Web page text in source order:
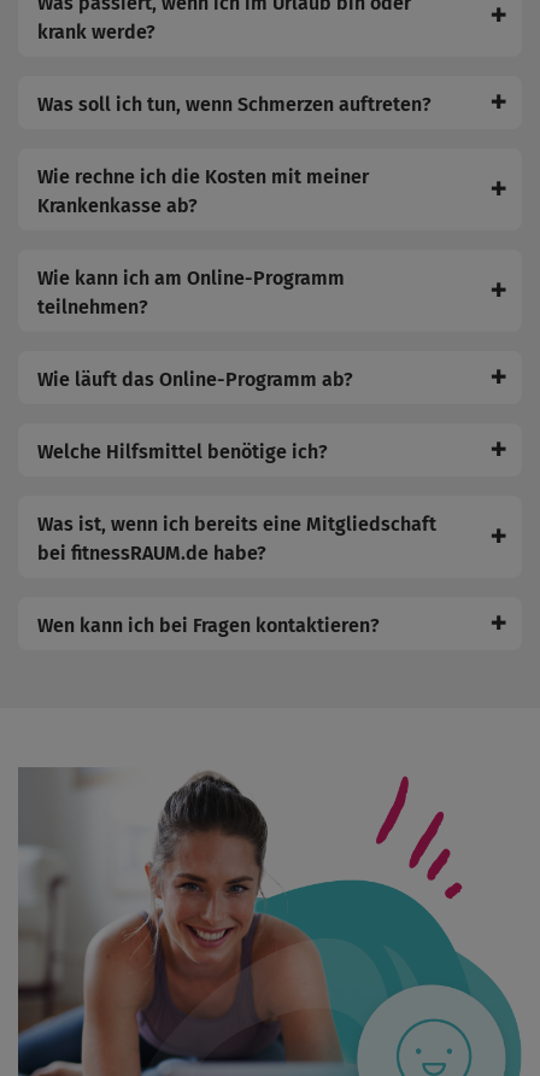
krank werde?
✚
Was soll ich tun, wenn Schmerzen auftreten? ✚
Wie rechne ich die Kosten mit meiner
Krankenkasse ab?
✚
Wie kann ich am Online-Programm
teilnehmen?
✚
Wie läuft das Online-Programm ab? ✚
Welche Hilfsmittel benötige ich? ✚
Was ist, wenn ich bereits eine Mitgliedschaft
bei fitnessRAUM.de habe?
✚
Wen kann ich bei Fragen kontaktieren? ✚